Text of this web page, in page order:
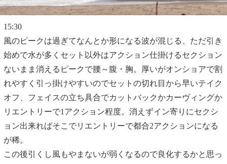
15:30
風のピークは過ぎてなんとか形になる波が混じる、ただ引き
始めで水が多くセット以外はアクション仕掛けるセクション
ないまま消えるピークで腰～腹・胸。厚いがオンショアで割
れやすく引っ掛けやすいのでセットの切れ目から早いテイク
オフ、フェイスの立ち具合でカットバックかカーヴィングか
リエントリーで1アクション程度。消えずイン寄りにセクシ
ョン出来ればそこでリエントリーで都合2アクションになる
が稀。
この後引くし風もやまないが弱くなるので良化するかと思っ